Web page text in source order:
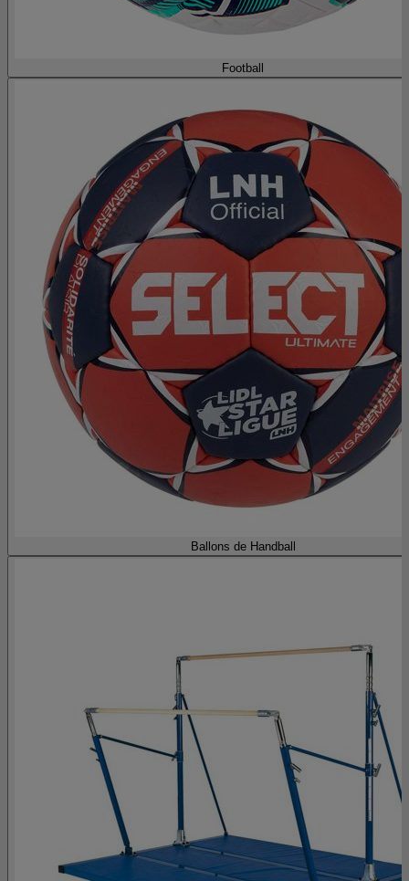
Football
Ballons de Handball